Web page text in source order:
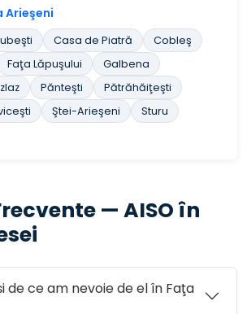
Arieşeni
Casa de Piatră
Cobleş
Faţa Lăpuşului
Galbena
Pănteşti
Pătrăhăiţeşti
Ştei-Arieşeni
Sturu
— AISO în
de ce am nevoie de el în Faţa